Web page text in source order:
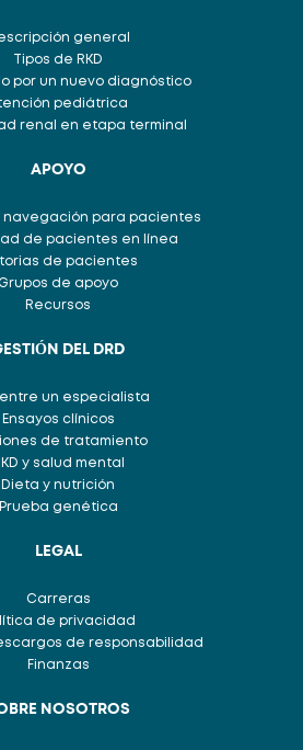
general
Tipos de RKD
por un nuevo diagnóstico
pediátrica
renal en etapa terminal
APOYO
navegación para pacientes
de pacientes en línea
de pacientes
Grupos de apoyo
Recursos
DEL DRD
un especialista
Ensayos clínicos
de tratamiento
y salud mental
Dieta y nutrición
Prueba genética
LEGAL
Carreras
de privacidad
de responsabilidad
Finanzas
NOSOTROS